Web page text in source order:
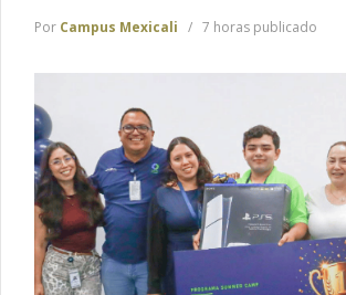
Por Campus Mexicali 7 horas publicado